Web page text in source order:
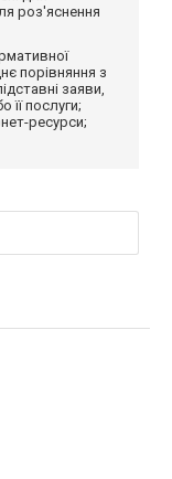
роз'яснення
порівняння з
заяви,
її послуги;
ресурси;